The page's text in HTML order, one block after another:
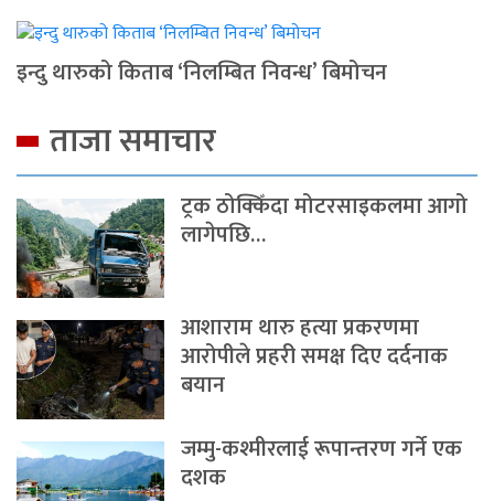
इन्दु थारुको किताब ‘निलम्बित निवन्ध’ बिमोचन
ताजा समाचार
ट्रक ठोक्किँदा मोटरसाइकलमा आगो
लागेपछि…
आशाराम थारु हत्या प्रकरणमा
आरोपीले प्रहरी समक्ष दिए दर्दनाक
बयान
जम्मु-कश्मीरलाई रूपान्तरण गर्ने एक
दशक